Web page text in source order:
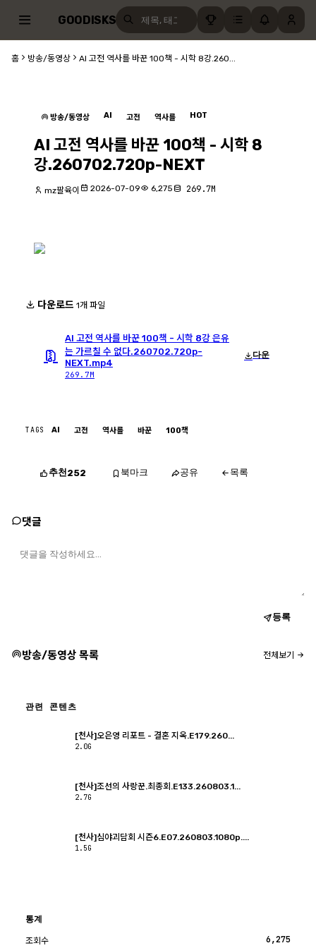
GOODISKS
홈 방송/동영상 AI 고전 역사를 바꾼 100책 - 시학 8강.260...
방송/동영상 AI 고전 역사를 HOT
AI 고전 역사를 바꾼 100책 - 시학 8
강.260702.720p-NEXT
mz팔육이 2026-07-09 6,275 269.7M
다운로드 1개 파일
AI 고전 역사를 바꾼 100책 - 시학 8강 은유
는 가르칠 수 없다.260702.720p-
NEXT.mp4
269.7M
다운
TAGS AI 고전 역사를 바꾼 100책
추천252 북마크 공유 목록
댓글
등록
방송/동영상 목록 전체보기
관련 콘텐츠
[천사]오은영 리포트 - 결혼 지옥.E179.260...
2.0G
[천사]조선의 사랑꾼.최종회.E133.260803.1...
2.7G
[천사]심야괴담회 시즌6.E07.260803.1080p....
1.5G
통계
조회수
6,275